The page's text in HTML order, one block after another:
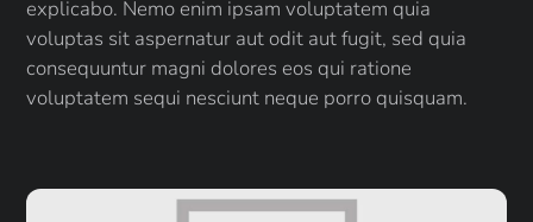
explicabo. Nemo enim ipsam voluptatem quia
voluptas sit aspernatur aut odit aut fugit, sed quia
consequuntur magni dolores eos qui ratione
voluptatem sequi nesciunt neque porro quisquam.